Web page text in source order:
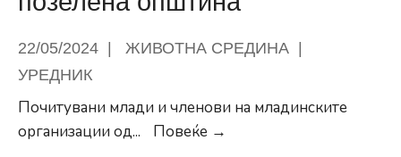
22/05/2024 ЖИВОТНА СРЕДИНА
УРЕДНИК
Почитувани млади и членови на младинските
организации од... Повеќе →